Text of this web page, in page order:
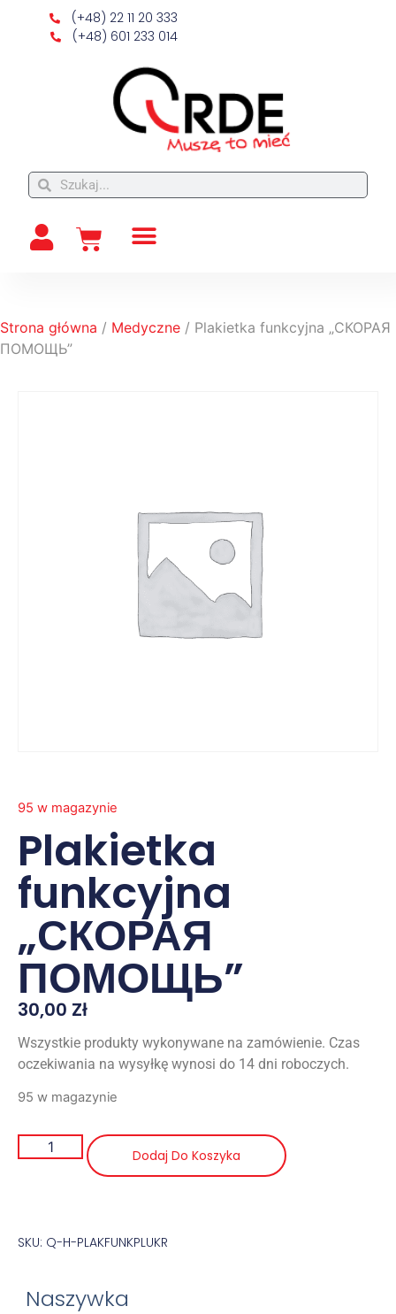
(+48) 22 11 20 333
(+48) 601 233 014
Strona główna / Medyczne / Plakietka funkcyjna „СКОРАЯ
ПОМОЩЬ”
95 w magazynie
Plakietka
funkcyjna
„СКОРАЯ
ПОМОЩЬ”
30,00 Zł
Wszystkie produkty wykonywane na zamówienie. Czas
oczekiwania na wysyłkę wynosi do 14 dni roboczych.
95 w magazynie
Dodaj Do Koszyka
SKU: Q-H-PLAKFUNKPLUKR
Naszywka